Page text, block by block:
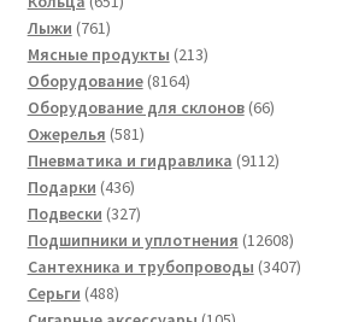
Лыжи 761761
товар
Мясные продукты 213213
Оборудование 81648164
товара
Оборудование для склонов 6666
Ожерелья 581581
товар
Пневматика и гидравлика 91129112
Подарки 436436
товаров
Подвески 327327
товаров
Подшипники и уплотнения 1260812608
товаров
Сантехника и трубопроводы 34073407
Серьги 488488